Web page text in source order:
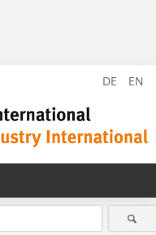
DE EN